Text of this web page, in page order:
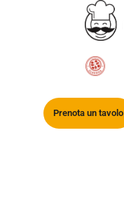
Prenota un tavolo